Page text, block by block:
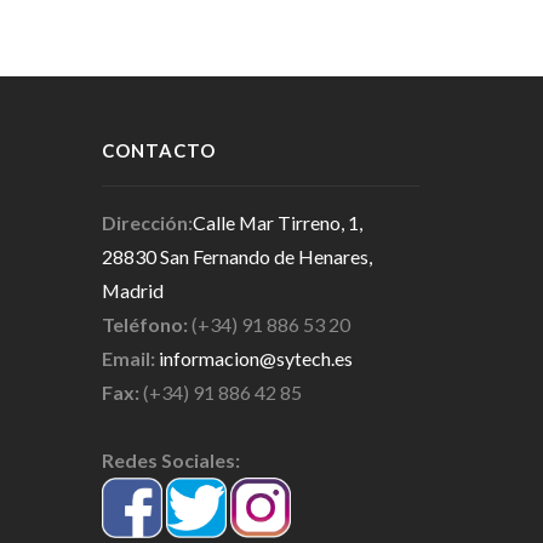
CONTACTO
Dirección:Calle Mar Tirreno, 1,
28830 San Fernando de Henares,
Madrid
Teléfono: (+34) 91 886 53 20
Email: informacion@sytech.es
Fax: (+34) 91 886 42 85
Redes Sociales: